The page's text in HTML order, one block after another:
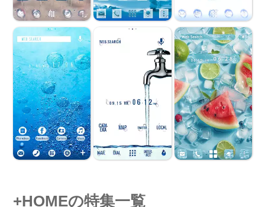
+HOMEの特集一覧